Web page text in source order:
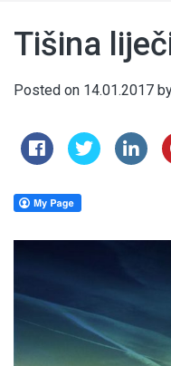
Tišina
Posted on 14.01.2017